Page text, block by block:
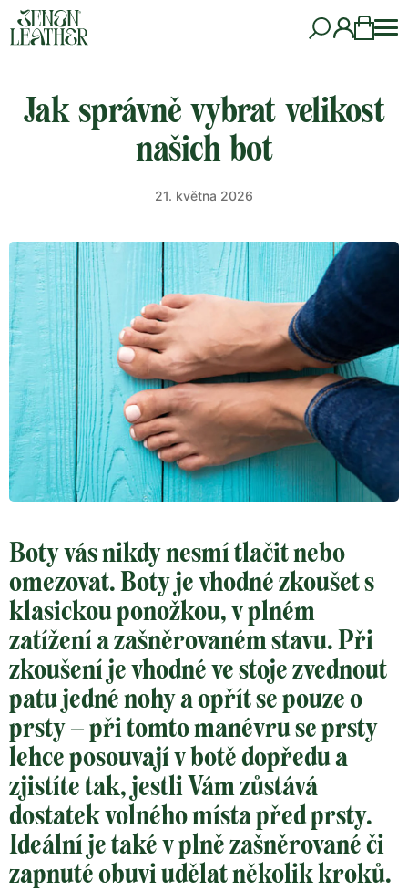
Jak správně vybrat velikost
našich bot
21. května 2026
Boty vás nikdy nesmí tlačit nebo
omezovat. Boty je vhodné zkoušet s
klasickou ponožkou, v plném
zatížení a zašněrovaném stavu. Při
zkoušení je vhodné ve stoje zvednout
patu jedné nohy a opřít se pouze o
prsty – při tomto manévru se prsty
lehce posouvají v botě dopředu a
zjistíte tak, jestli Vám zůstává
dostatek volného místa před prsty.
Ideální je také v plně zašněrované či
zapnuté obuvi udělat několik kroků.